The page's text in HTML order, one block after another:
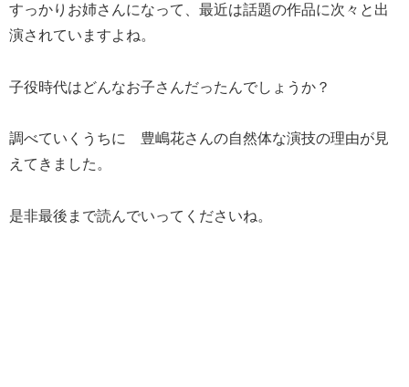
すっかりお姉さんになって、最近は話題の作品に次々と出
演されていますよね。
子役時代はどんなお子さんだったんでしょうか？
調べていくうちに 豊嶋花さんの自然体な演技の理由が見
えてきました。
是非最後まで読んでいってくださいね。